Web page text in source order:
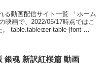
る動画配信サイト一覧 「ホーム
映画で、2022/05/17時点ではこ
table.tableizer-table {font-
銀魂 新訳紅桜篇 動画